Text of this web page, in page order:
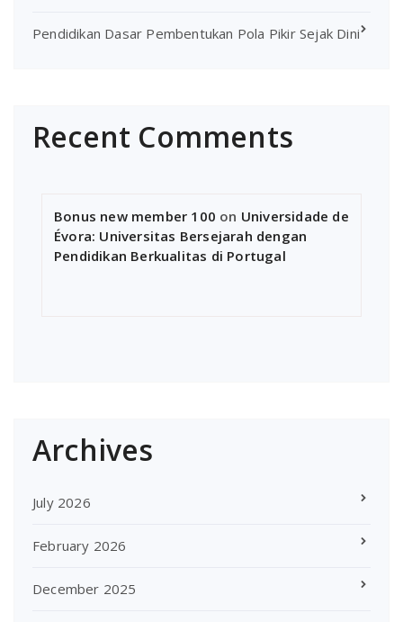
Pendidikan Dasar Pembentukan Pola Pikir Sejak Dini
Recent Comments
Bonus new member 100 on Universidade de
Évora: Universitas Bersejarah dengan
Pendidikan Berkualitas di Portugal
Archives
July 2026
February 2026
December 2025